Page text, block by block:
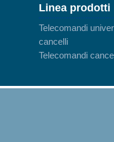
Linea prodotti
Telecomandi
cancelli
Telecomandi